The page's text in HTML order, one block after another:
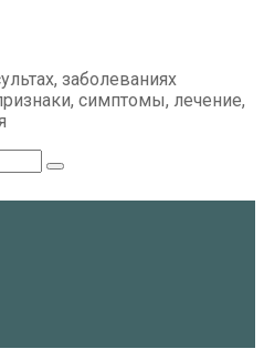
заболеваниях
симптомы, лечение,